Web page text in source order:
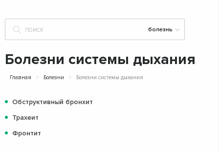
Болезни системы дыхания
Главная Болезни Болезни системы дыхания
Обструктивный бронхит
Трахеит
Фронтит